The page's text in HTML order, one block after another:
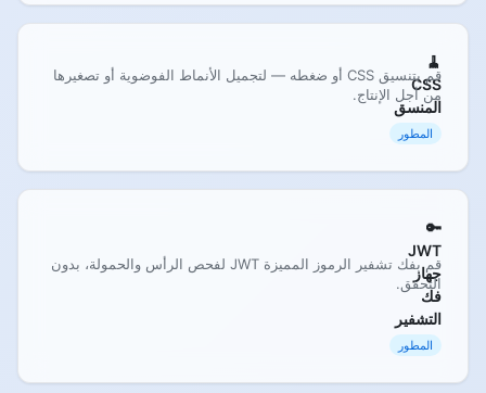
🧹
CSS
المنسق
قم بتنسيق CSS أو ضغطه — لتجميل الأنماط الفوضوية أو تصغيرها
من أجل الإنتاج.
المطور
🔑
JWT
جهاز
فك
التشفير
قم بفك تشفير الرموز المميزة JWT لفحص الرأس والحمولة، بدون
التحقق.
المطور